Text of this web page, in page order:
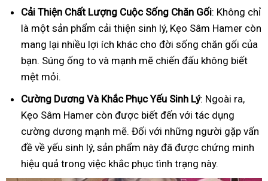
Cải Thiện Chất Lượng Cuộc Sống Chăn Gối: Không chỉ
là một sản phẩm cải thiện sinh lý, Kẹo Sâm Hamer còn
mang lại nhiều lợi ích khác cho đời sống chăn gối của
bạn. Súng ống to và mạnh mẽ chiến đấu không biết
mệt mỏi.
Cường Dương Và Khắc Phục Yếu Sinh Lý: Ngoài ra,
Kẹo Sâm Hamer còn được biết đến với tác dụng
cường dương mạnh mẽ. Đối với những người gặp vấn
đề về yếu sinh lý, sản phẩm này đã được chứng minh
hiệu quả trong việc khắc phục tình trạng này.